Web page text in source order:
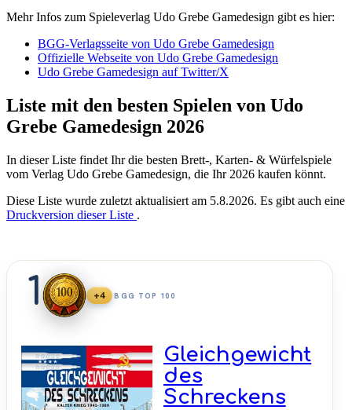
Mehr Infos zum Spieleverlag Udo Grebe Gamedesign gibt es hier:
BGG-Verlagsseite von Udo Grebe Gamedesign
Offizielle Webseite von Udo Grebe Gamedesign
Udo Grebe Gamedesign auf Twitter/X
Liste mit den besten Spielen von Udo
Grebe Gamedesign 2026
In dieser Liste findet Ihr die besten Brett-, Karten- & Würfelspiele
vom Verlag Udo Grebe Gamedesign, die Ihr 2026 kaufen könnt.
Diese Liste wurde zuletzt aktualisiert am 5.8.2026. Es gibt auch eine
Druckversion dieser Liste .
1 +4 BGG TOP 100
Gleichgewicht
des
Schreckens